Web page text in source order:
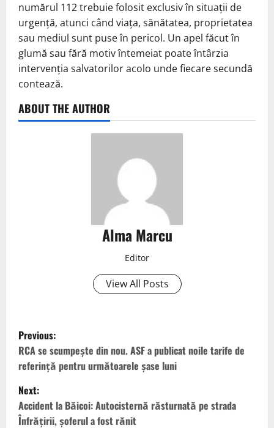
numărul 112 trebuie folosit exclusiv în situații de
urgență, atunci când viața, sănătatea, proprietatea
sau mediul sunt puse în pericol. Un apel făcut în
glumă sau fără motiv întemeiat poate întârzia
intervenția salvatorilor acolo unde fiecare secundă
contează.
ABOUT THE AUTHOR
Alma Marcu
Editor
View All Posts
Previous:
RCA se scumpește din nou. ASF a publicat noile tarife de
referință pentru următoarele șase luni
Next:
Accident la Băicoi: Autocisternă răsturnată pe strada
Înfrățirii, șoferul a fost rănit